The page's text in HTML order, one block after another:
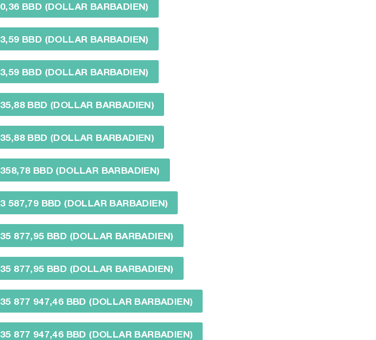
0,36 BBD (DOLLAR BARBADIEN)
3,59 BBD (DOLLAR BARBADIEN)
3,59 BBD (DOLLAR BARBADIEN)
35,88 BBD (DOLLAR BARBADIEN)
35,88 BBD (DOLLAR BARBADIEN)
358,78 BBD (DOLLAR BARBADIEN)
3 587,79 BBD (DOLLAR BARBADIEN)
35 877,95 BBD (DOLLAR BARBADIEN)
35 877,95 BBD (DOLLAR BARBADIEN)
35 877 947,46 BBD (DOLLAR BARBADIEN)
35 877 947,46 BBD (DOLLAR BARBADIEN)